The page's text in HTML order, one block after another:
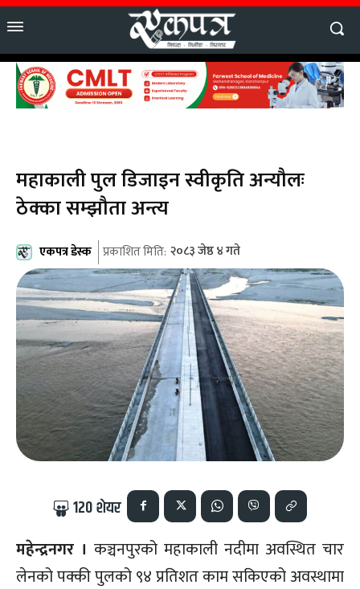
महाकाली पुल डिजाइन स्वीकृति अन्यौलः
ठेक्का सम्झौता अन्त्य
एकपत्र डेस्क प्रकाशित मिति: २०८३ जेष्ठ ४ गते
120शेयर
महेन्द्रनगर । कञ्चनपुरको महाकाली नदीमा अवस्थित चार
लेनको पक्की पुलको ९४ प्रतिशत काम सकिएको अवस्थामा